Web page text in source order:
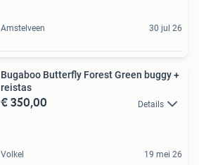
Amstelveen 30 jul 26
Bugaboo Butterfly Forest Green buggy +
reistas
€ 350,00 Details
Volkel 19 mei 26